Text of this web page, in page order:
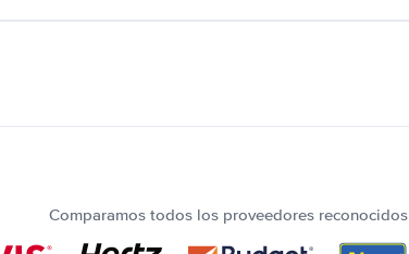
Comparamos todos los proveedores reconocidos